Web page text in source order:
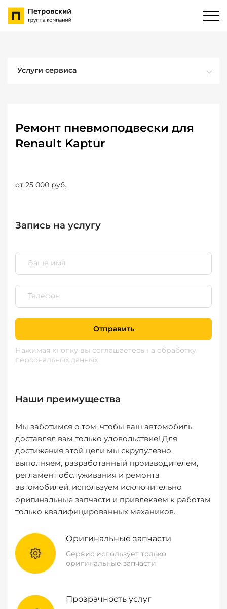
Услуги сервиса
Ремонт пневмоподвески для
Renault Kaptur
от 25 000 руб.
Запись на услугу
Отправить
Нажимая кнопку вы соглашаетесь на обработку
персональных данных
Наши преимущества
Мы заботимся о том, чтобы ваш автомобиль
доставлял вам только удовольствие! Для
достижения этой цели мы скрупулезно
выполняем, разработанный производителем,
регламент обслуживания и ремонта
автомобилей, используем исключительно
оригинальные запчасти и привлекаем к работам
только квалифицированных механиков.
Оригинальные запчасти
Сервис использует только
оригинальные запчасти
Прозрачность услуг